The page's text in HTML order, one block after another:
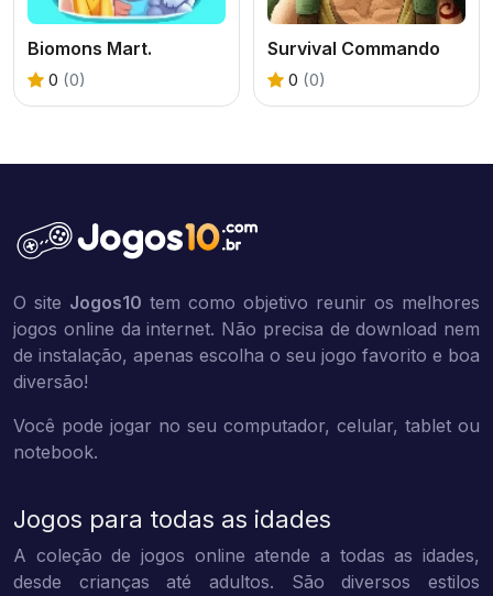
Biomons Mart.
0 (0)
Survival Commando
0 (0)
O site Jogos10 tem como objetivo reunir os melhores
jogos online da internet. Não precisa de download nem
de instalação, apenas escolha o seu jogo favorito e boa
diversão!
Você pode jogar no seu computador, celular, tablet ou
notebook.
Jogos para todas as idades
A coleção de jogos online atende a todas as idades,
desde crianças até adultos. São diversos estilos